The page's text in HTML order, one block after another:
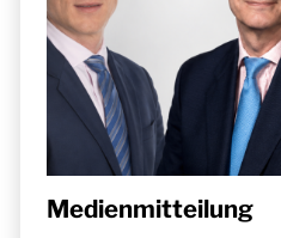
Medienmitteilung